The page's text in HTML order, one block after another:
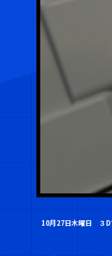
10月27日木曜日 ３D